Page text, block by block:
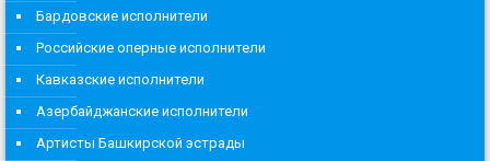
Бардовские исполнители
Российские оперные исполнители
Кавказские исполнители
Азербайджанские исполнители
Артисты Башкирской эстрады